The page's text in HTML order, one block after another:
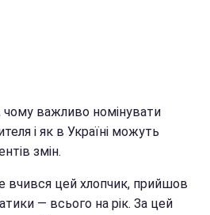
важливо номінувати
і як в Україні можуть
змін.
вчився цей хлопчик, прийшов
— всього на рік. За цей